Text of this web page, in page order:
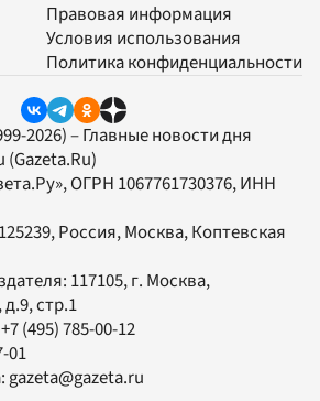
Правовая информация
Условия использования
Политика конфиденциальности
2026) – Главные новости дня
(Gazeta.Ru)
, ОГРН 1067761730376, ИНН
Россия, Москва, Коптевская
117105, г. Москва,
стр.1
+7 (495) 785-00-12
01
gazeta@gazeta.ru